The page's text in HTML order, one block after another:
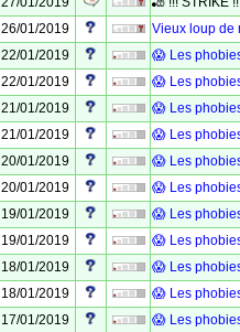
26/01/2019
Vieux loup de
22/01/2019
😱 Les
22/01/2019
😱 Les
21/01/2019
😱 Les
21/01/2019
😱 Les
20/01/2019
😱 Les
20/01/2019
😱 Les
19/01/2019
😱 Les
19/01/2019
😱 Les
18/01/2019
😱 Les
18/01/2019
😱 Les
17/01/2019
😱 Les